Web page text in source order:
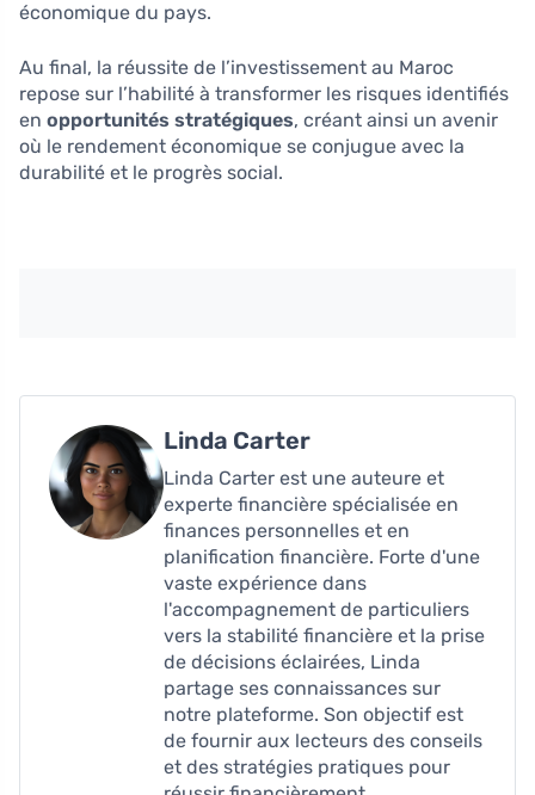
économique du pays.
Au final, la réussite de l’investissement au Maroc
repose sur l’habilité à transformer les risques identifiés
en opportunités stratégiques, créant ainsi un avenir
où le rendement économique se conjugue avec la
durabilité et le progrès social.
Linda Carter
Linda Carter est une auteure et
experte financière spécialisée en
finances personnelles et en
planification financière. Forte d'une
vaste expérience dans
l'accompagnement de particuliers
vers la stabilité financière et la prise
de décisions éclairées, Linda
partage ses connaissances sur
notre plateforme. Son objectif est
de fournir aux lecteurs des conseils
et des stratégies pratiques pour